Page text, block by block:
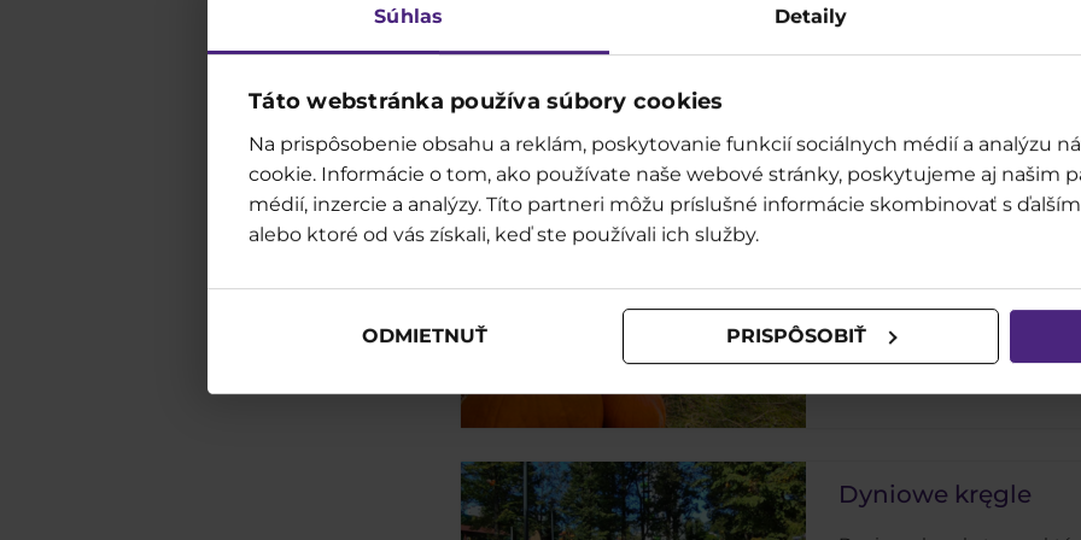
Súhlas Detaily
Táto webstránka používa súbory cookies
Na prispôsobenie obsahu a reklám, poskytovanie funkcií sociálnych médií a analýzu
cookie. Informácie o tom, ako používate naše webové stránky, poskytujeme aj našim
médií, inzercie a analýzy. Títo partneri môžu príslušné informácie skombinovať s
alebo ktoré od vás získali, keď ste používali ich služby.
ODMIETNUŤ PRISPÔSOBIŤ
zrób zdjęcie wśród
magią naszej niezwykłej
Photopoint
Dyniowe kręgle